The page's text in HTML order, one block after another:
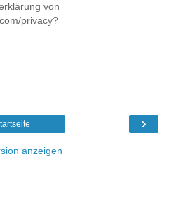
von
privacy?
›
anzeigen